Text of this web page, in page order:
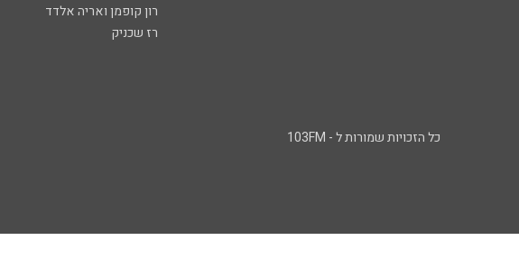
רון קופמן ואריה אלדד
רז שכניק
כל הזכויות שמורות ל - 103FM